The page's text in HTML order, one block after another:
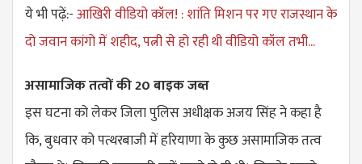
ये भी पढ़ें:-आखिरी वीडियो कॉल! : शांति मिशन पर गए राजस्थान के
दो जवान कांगो में शहीद, पत्नी से हो रही थी वीडियो कॉल तभी...
असामाजिक तत्वों की 20 बाइक जब्त
इस घटना को लेकर जिला पुलिस अधीक्षक अजय सिंह ने कहा है
कि, बुधवार को पत्थरबाजी में हरियाणा के कुछ असामाजिक तत्व